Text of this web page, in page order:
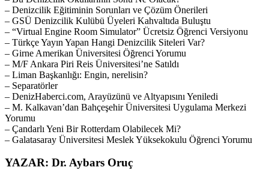
– Denizcilik Eğitiminin Sorunları ve Çözüm Önerileri
– GSÜ Denizcilik Kulübü Üyeleri Kahvaltıda Buluştu
– “Virtual Engine Room Simulator” Ücretsiz Öğrenci Versiyonu
– Türkçe Yayın Yapan Hangi Denizcilik Siteleri Var?
– Girne Amerikan Üniversitesi Öğrenci Yorumu
– M/F Ankara Piri Reis Üniversitesi’ne Satıldı
– Liman Başkanlığı: Engin, nerelisin?
– Separatörler
– DenizHaberci.com, Arayüzünü ve Altyapısını Yeniledi
– M. Kalkavan’dan Bahçeşehir Üniversitesi Uygulama Merkezi
Yorumu
– Çandarlı Yeni Bir Rotterdam Olabilecek Mi?
– Galatasaray Üniversitesi Meslek Yüksekokulu Öğrenci Yorumu
YAZAR: Dr. Aybars Oruç